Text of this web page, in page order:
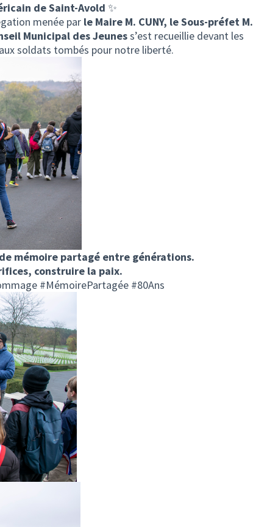
de Saint-Avold ✨
menée par le Maire M. CUNY, le Sous-préfet M.
Municipal des Jeuness’est recueillie devant les
soldats tombés pour notre liberté.
mémoire partagé entre générations.
construire la paix.
#MémoirePartagée #80Ans